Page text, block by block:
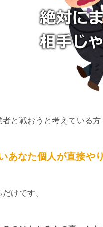
と戦おうと考えている方
あなた個人が直接や
けです。